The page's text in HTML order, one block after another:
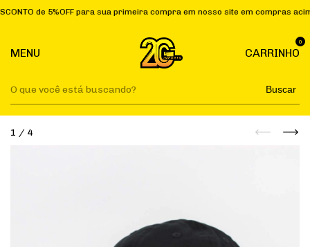
de 5%OFF para sua primeira compra em nosso site em compras acima de
MENU CARRINHO
0
Buscar
1 / 4